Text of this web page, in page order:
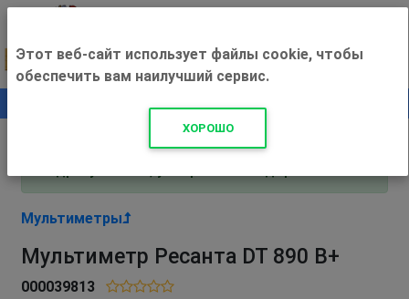
+500 ₽
Внимание! С 3 августа магазин работает по
Мультиметры
Мультиметр Ресанта DT 890 В+
000039813
Этот веб-сайт использует файлы cookie, чтобы
обеспечить вам наилучший сервис.
ХОРОШО